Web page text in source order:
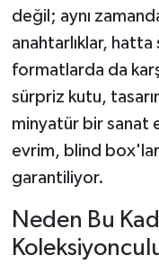
değil; aynı
anahtarlıklar, hatta
formatlarda da
sürpriz kutu,
minyatür bir sanat
evrim, blind
garantiliyor.
Neden Bu